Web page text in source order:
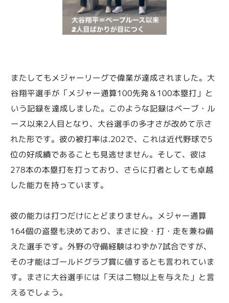
またしてもメジャーリーグで偉業が達成されました。大
谷翔平選手が「メジャー通算100先発＆100本塁打」と
いう記録を達成しました。このような記録はベーブ・ル
ース以来2人目となり、大谷選手の多才さが改めて示さ
れた形です。彼の被打率は.202で、これは近代野球で5
位の好成績であることも見逃せません。そして、彼は
278本の本塁打を打っており、さらに打者としても卓越
した能力を持っています。
彼の能力は打つだけにとどまりません。メジャー通算
164個の盗塁も決めており、まさに投・打・走を兼ね備
えた選手です。外野の守備経験はわずか7試合ですが、
その才能はゴールドグラブ賞に値するとも言われていま
す。まさに大谷選手には「天は二物以上を与えた」と言
えるでしょう。